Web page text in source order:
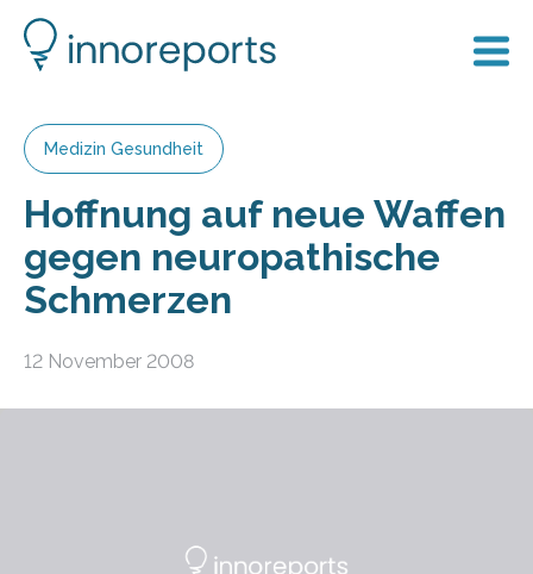
Medizin Gesundheit
Hoffnung auf neue Waffen
gegen neuropathische
Schmerzen
12 November 2008